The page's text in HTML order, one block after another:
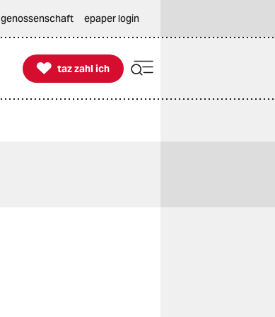
genossenschaft epaper login

taz zahl ich
taz zahl ich